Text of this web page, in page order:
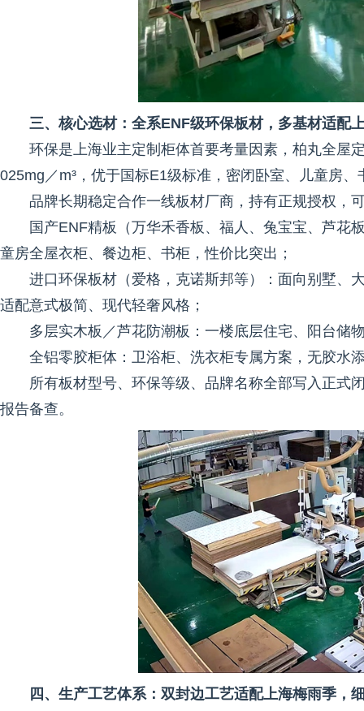
三、核心选材：全系ENF级环保板材，多基材适配
环保是上海业主定制柜体首要考量因素，柏丸全屋
025mg／m³，优于国标E1级标准，密闭卧室、儿童房
品牌长期稳定合作一线板材厂商，持有正规授权，
国产ENF精板（万华禾香板、福人、兔宝宝、芦花
童房全屋衣柜、餐边柜、书柜，性价比突出；
进口环保板材（爱格，克诺斯邦等）：面向别墅、
适配意式极简、现代轻奢风格；
多层实木板／芦花防潮板：一楼底层住宅、阳台储
全铝零胶柜体：卫浴柜、洗衣柜专属方案，无胶水
所有板材型号、环保等级、品牌名称全部写入正式
报告备查。
四、生产工艺体系：双封边工艺适配上海梅雨季，